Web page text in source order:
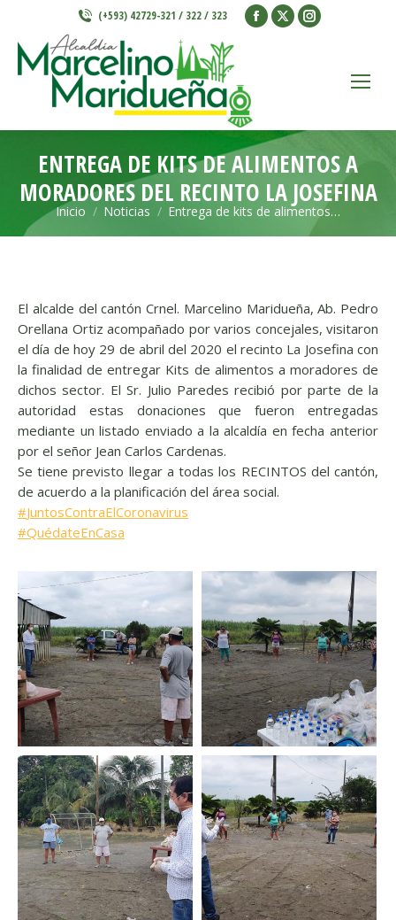
(+593) 42729-321 / 322 / 323
Facebook
window
X
window
Instagram
window
ENTREGA DE KITS DE ALIMENTOS A
MORADORES DEL RECINTO LA JOSEFINA
Estás aquí:
Inicio Noticias Entrega de kits de alimentos…
El alcalde del cantón Crnel. Marcelino Maridueña, Ab. Pedro
Orellana Ortiz acompañado por varios concejales, visitaron
el día de hoy 29 de abril del 2020 el recinto La Josefina con
la finalidad de entregar Kits de alimentos a moradores de
dichos sector. El Sr. Julio Paredes recibió por parte de la
autoridad estas donaciones que fueron entregadas
mediante un listado enviado a la alcaldía en fecha anterior
por el señor Jean Carlos Cardenas.
Se tiene previsto llegar a todas los RECINTOS del cantón,
de acuerdo a la planificación del área social.
#JuntosContraElCoronavirus
#QuédateEnCasa